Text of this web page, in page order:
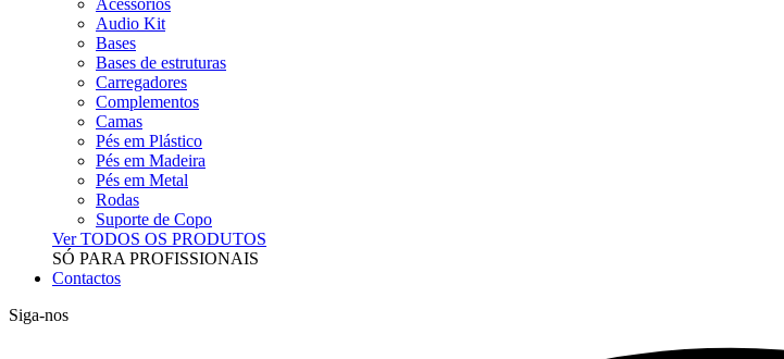
Acessórios
Audio Kit
Bases
Bases de estruturas
Carregadores
Complementos
Camas
Pés em Plástico
Pés em Madeira
Pés em Metal
Rodas
Suporte de Copo
Ver TODOS OS PRODUTOS
SÓ PARA PROFISSIONAIS
Contactos
Siga-nos